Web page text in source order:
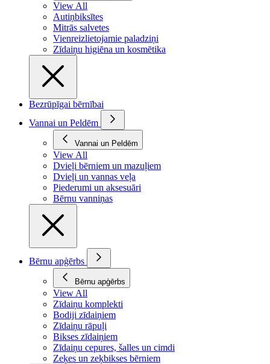
View All
Autiņbiksītes
Mitrās salvetes
Vienreizlietojamie paladziņi
Zīdaiņu higiēna un kosmētika
Bezrūpīgai bērnībai
Vannai un Peldēm
Vannai un Peldēm
View All
Dvieļi bērniem un mazuļiem
Dvieļi un vannas veļa
Piederumi un aksesuāri
Bērnu vanniņas
Bērnu apģērbs
Bērnu apģērbs
View All
Zīdaiņu komplekti
Bodiji zīdaiņiem
Zīdaiņu rāpuļi
Bikses zīdaiņiem
Zīdaiņu cepures, šalles un cimdi
Zeķes un zeķbikses bērniem